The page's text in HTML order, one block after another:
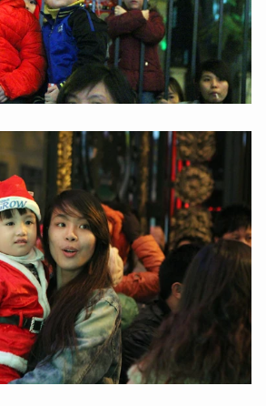
bất kỳ điều gì bạn cần biết về
Đô nhé. Tôi sẵn sàng hỗ trợ!